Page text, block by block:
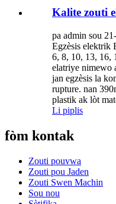
Kalite zouti
pa admin sou
Egzèsis elektrik
6, 8, 10, 13, 16,
elatriye nimewo
jan egzèsis la
rupture. nan
plastik ak lòt
Li piplis
fòm kontak
Zouti pouvwa
Zouti pou Jaden
Zouti Swen Machin
Sou nou